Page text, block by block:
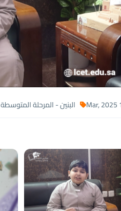
البنين - المرحلة المتوسطة